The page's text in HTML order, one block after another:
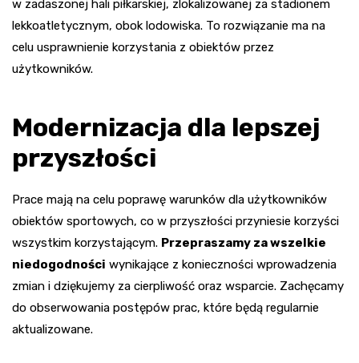
w zadaszonej hali piłkarskiej, zlokalizowanej za stadionem
lekkoatletycznym, obok lodowiska. To rozwiązanie ma na
celu usprawnienie korzystania z obiektów przez
użytkowników.
Modernizacja dla lepszej
przyszłości
Prace mają na celu poprawę warunków dla użytkowników
obiektów sportowych, co w przyszłości przyniesie korzyści
wszystkim korzystającym. Przepraszamy za wszelkie
niedogodności wynikające z konieczności wprowadzenia
zmian i dziękujemy za cierpliwość oraz wsparcie. Zachęcamy
do obserwowania postępów prac, które będą regularnie
aktualizowane.